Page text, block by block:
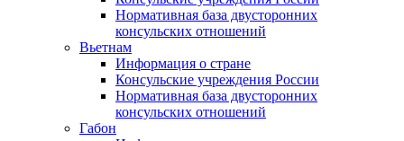
Нормативная база двусторонних
консульских отношений
Вьетнам
Информация о стране
Консульские учреждения России
Нормативная база двусторонних
консульских отношений
Габон